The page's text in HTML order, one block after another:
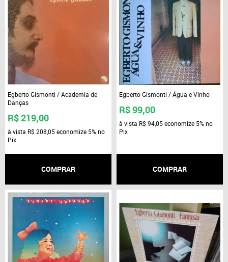
Egberto Gismonti / Academia de
Danças
R$ 219,00
à vista R$ 208,05economize 5%no
Pix
COMPRAR
Egberto Gismonti / Água e Vinho
R$ 99,00
à vista R$ 94,05economize 5%no
Pix
COMPRAR